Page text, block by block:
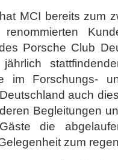
MCI bereits zum
renommierten
Porsche Club
im Forschungs-
auch
Begleitungen
die
zum